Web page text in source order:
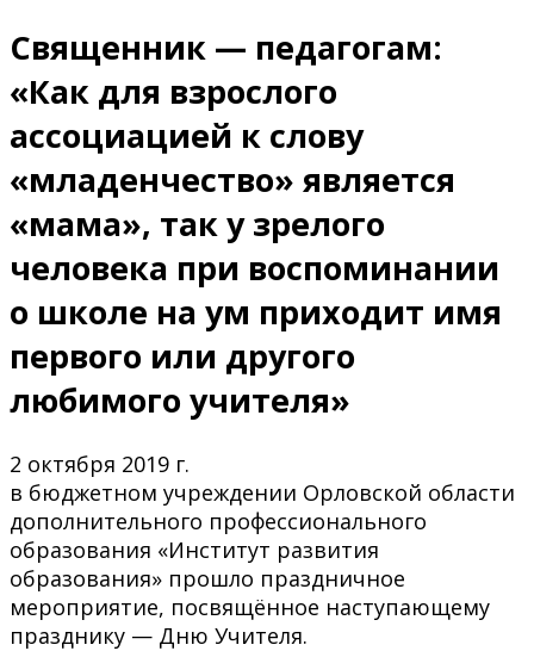
Священник — педагогам:
«Как для взрослого
ассоциацией к слову
«младенчество» является
«мама», так у зрелого
человека при воспоминании
о школе на ум приходит имя
первого или другого
любимого учителя»
2 октября 2019 г.
в бюджетном учреждении Орловской области
дополнительного профессионального
образования «Институт развития
образования» прошло праздничное
мероприятие, посвящённое наступающему
празднику — Дню Учителя.